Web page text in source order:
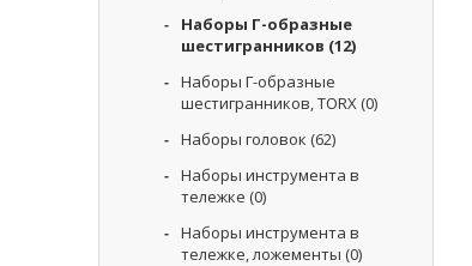
Наборы Г-образные
шестигранников (12)
Наборы Г-образные
шестигранников, TORX(0)
Наборы головок (62)
Наборы инструмента в
тележке (0)
Наборы инструмента в
тележке, ложементы (0)